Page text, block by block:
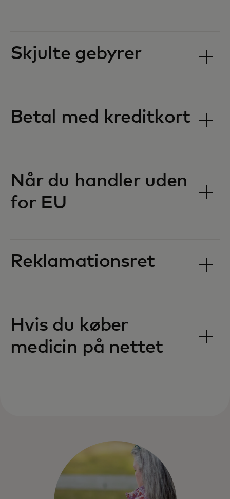
Skjulte gebyrer‎
Betal med kreditkort‎
Når du handler uden
for EU‎
Reklamationsret‎
Hvis du køber
medicin på nettet‎